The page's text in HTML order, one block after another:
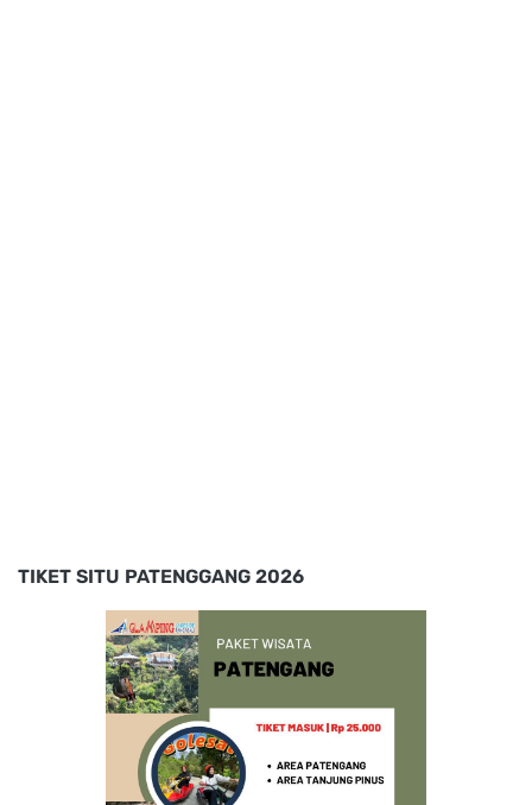
TIKET SITU PATENGGANG 2026